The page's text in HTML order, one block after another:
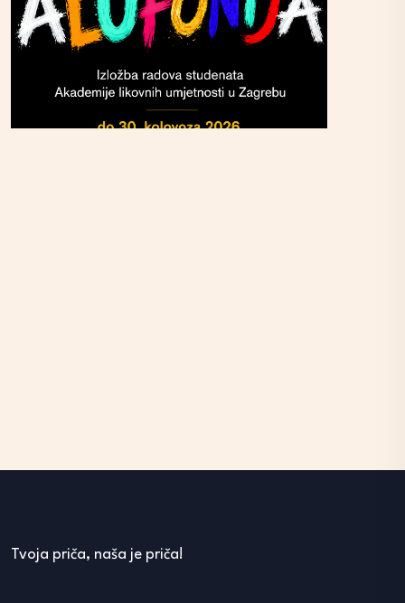
Tvoja priča, naša je priča!